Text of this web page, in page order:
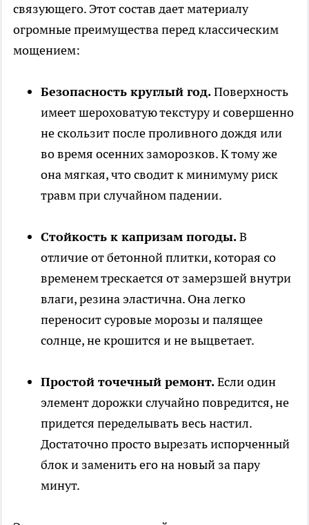
связующего. Этот состав дает материалу
огромные преимущества перед классическим
мощением:
Безопасность круглый год.Поверхность
имеет шероховатую текстуру и совершенно
не скользит после проливного дождя или
во время осенних заморозков. К тому же
она мягкая, что сводит к минимуму риск
травм при случайном падении.
Стойкость к капризам погоды.В
отличие от бетонной плитки, которая со
временем трескается от замерзшей внутри
влаги, резина эластична. Она легко
переносит суровые морозы и палящее
солнце, не крошится и не выцветает.
Простой точечный ремонт.Если один
элемент дорожки случайно повредится, не
придется переделывать весь настил.
Достаточно просто вырезать испорченный
блок и заменить его на новый за пару
минут.